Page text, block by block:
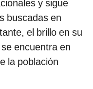
y sigue
buscadas en
el brillo en su
encuentra en
la población